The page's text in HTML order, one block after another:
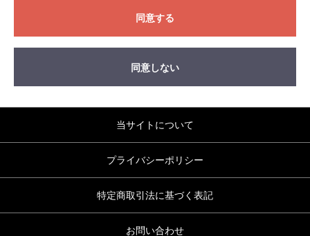
同意する
同意しない
当サイトについて
プライバシーポリシー
特定商取引法に基づく表記
お問い合わせ